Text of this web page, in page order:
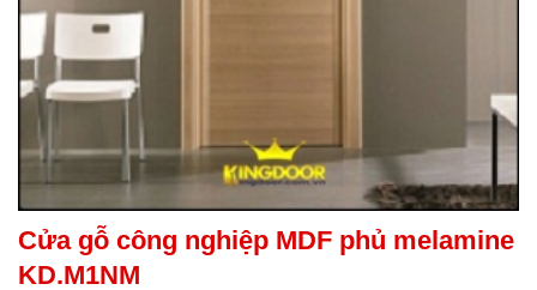
Cửa gỗ công nghiệp MDF phủ melamine
KD.M1NM